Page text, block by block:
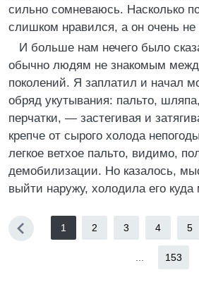
сильно сомневаюсь. Насколько
слишком нравился, а он очень
И больше нам нечего было
обычно людям не знакомым
поколений. Я заплатил и начал
обряд укутывания: пальто,
перчатки, — застегивая и
крепче от сырого холода
легкое ветхое пальто, видимо,
демобилизации. Но казалось,
выйти наружу, холодила его
1 2 3 4 5
153